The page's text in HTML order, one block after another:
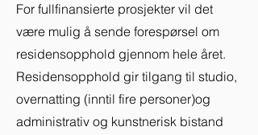
For fullfinansierte prosjekter vil det
være mulig å sende forespørsel om
residensopphold gjennom hele året.
Residensopphold gir tilgang til studio,
overnatting (inntil fire personer)og
administrativ og kunstnerisk bistand